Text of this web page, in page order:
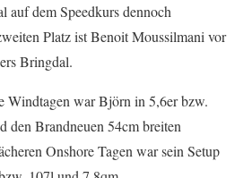
auf dem Speedkurs dennoch
Platz ist Benoit Moussilmani vor
Bringdal.
Windtagen war Björn in 5,6er bzw.
den Brandneuen 54cm breiten
Onshore Tagen war sein Setup